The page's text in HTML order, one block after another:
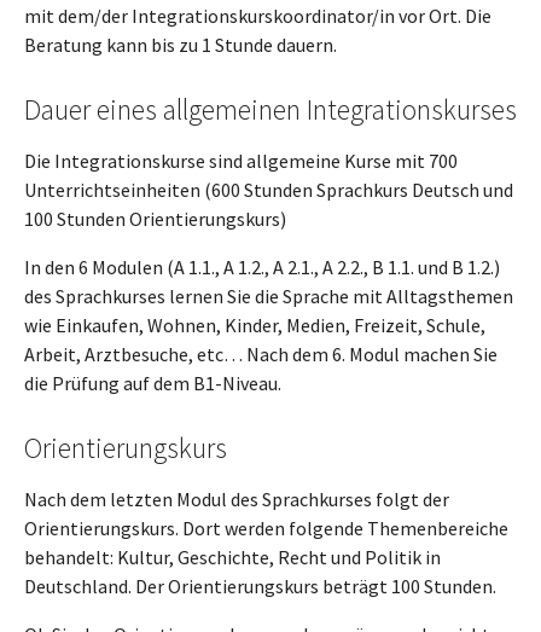
mit dem/der Integrationskurskoordinator/in vor Ort. Die
Beratung kann bis zu 1 Stunde dauern.
Dauer eines allgemeinen Integrationskurses
Die Integrationskurse sind allgemeine Kurse mit 700
Unterrichtseinheiten (600 Stunden Sprachkurs Deutsch und
100 Stunden Orientierungskurs)
In den 6 Modulen (A 1.1., A 1.2., A 2.1., A 2.2., B 1.1. und B 1.2.)
des Sprachkurses lernen Sie die Sprache mit Alltagsthemen
wie Einkaufen, Wohnen, Kinder, Medien, Freizeit, Schule,
Arbeit, Arztbesuche, etc… Nach dem 6. Modul machen Sie
die Prüfung auf dem B1-Niveau.
Orientierungskurs
Nach dem letzten Modul des Sprachkurses folgt der
Orientierungskurs. Dort werden folgende Themenbereiche
behandelt: Kultur, Geschichte, Recht und Politik in
Deutschland. Der Orientierungskurs beträgt 100 Stunden.